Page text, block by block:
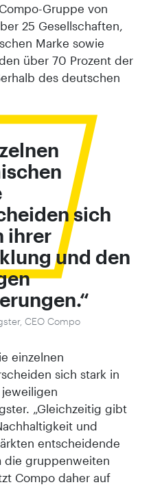
Gruppe von
25 Gesellschaften,
Marke sowie
über 70 Prozent der
des deutschen
sich
ihrer
und den
CEO Compo
einzelnen
sich stark in
„Gleichzeitig gibt
und
entscheidende
die gruppenweiten
Compo daher auf